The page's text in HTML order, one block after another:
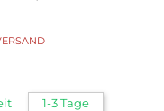
1-3 Tage